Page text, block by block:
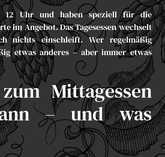
Uhr und haben speziell für die
im Angebot. Das Tagesessen wechselt
nichts einschleift. Wer regelmäßig
etwas anderes – aber immer etwas
Mittagessen
– und was